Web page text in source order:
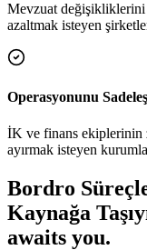
Mevzuat değişikliklerini
azaltmak isteyen
Operasyonunu
İK ve finans ekiplerinin
ayırmak isteyen
Bordro
Kaynağa
awaits you.